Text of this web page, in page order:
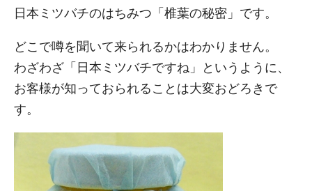
日本ミツバチのはちみつ「椎葉の秘密」です。
どこで噂を聞いて来られるかはわかりません。
わざわざ「日本ミツバチですね」というように、
お客様が知っておられることは大変おどろきで
す。